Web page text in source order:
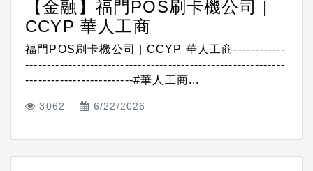
【金融】福門POS刷卡機公司 |
CCYP 華人工商
福門POS刷卡機公司 | CCYP 華人工商------------
------------------------------------------------------------
-------------------------#華人工商...
3062 6/22/2026